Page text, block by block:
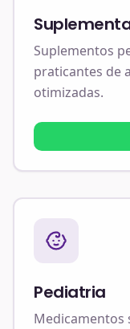
Suplementos
praticantes de
otimizadas.
Pediatria
Medicamentos